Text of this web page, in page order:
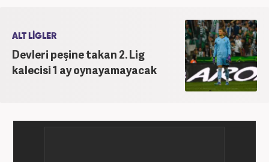
Haber7.com’da devam etmektedir.
ALT LİGLER
Devleri peşine takan 2. Lig
kalecisi 1 ay oynayamayacak